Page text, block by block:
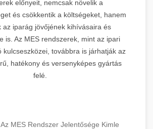
előnyeit, nemcsak növelik a
és csökkentik a költségeket, hanem
az iparág jövőjének kihívásaira és
is. Az MES rendszerek, mint az ipari
kulcseszközei, továbbra is járhatják az
hatékony és versenyképes gyártás
felé.
MES Rendszer Jelentősége Kimle